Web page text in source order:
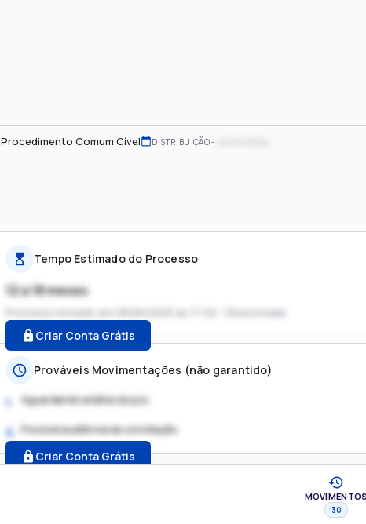
Procedimento Comum Cível DISTRIBUIÇÃO
Tempo Estimado do Processo
12 a 18 meses
Processo iniciado em 28/06/2025 às 17:02 - Direcionada
Criar Conta Grátis
Prováveis Movimentações (não garantido)
1. Aguardando análise do juiz
2. Possível audiência de conciliação
Criar Conta Grátis
MOVIMENTOS
30